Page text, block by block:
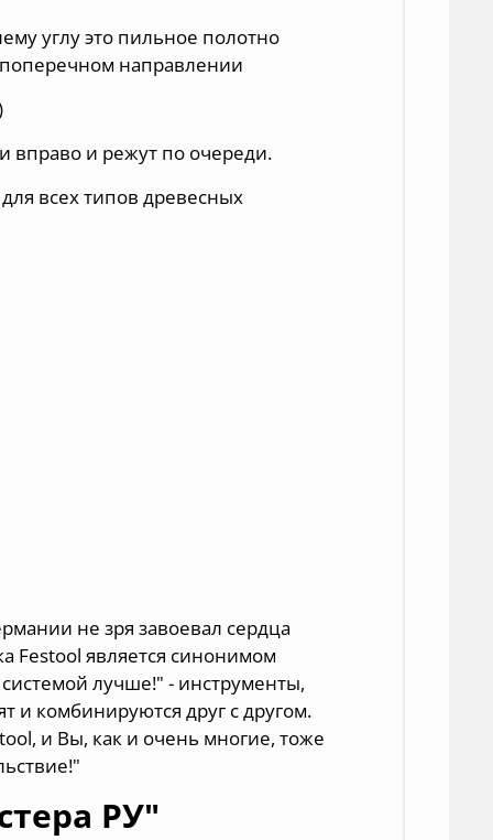
углу это пильное полотно
направлении
вправо и режут по очереди.
всех типов древесных
не зря завоевал сердца
Festool является синонимом
лучше!" - инструменты,
и комбинируются друг с другом.
и Вы, как и очень многие, тоже
РУ"